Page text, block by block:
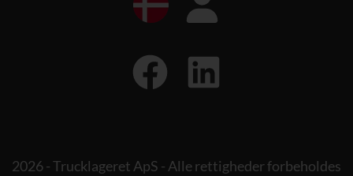
2026 - Trucklageret ApS - Alle rettigheder forbeholdes